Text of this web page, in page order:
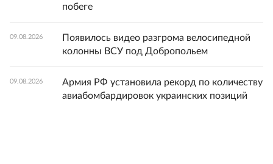
побеге
09.08.2026
Появилось видео разгрома велосипедной
колонны ВСУ под Добропольем
09.08.2026
Армия РФ установила рекорд по количеству
авиабомбардировок украинских позиций